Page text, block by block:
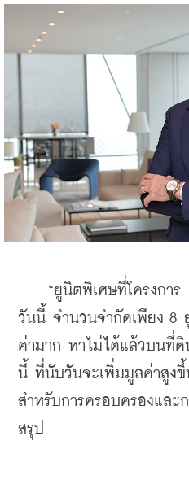
“ยูนิตพิเศษที่โครงการ
วันนี้ จำนวนจำกัดเพียง 8
ค่ามาก หาไม่ได้แล้วบนที่ดิ
นี้ ที่นับวันจะเพิ่มมูลค่าสูง
สำหรับการครอบครองและ
สรุป